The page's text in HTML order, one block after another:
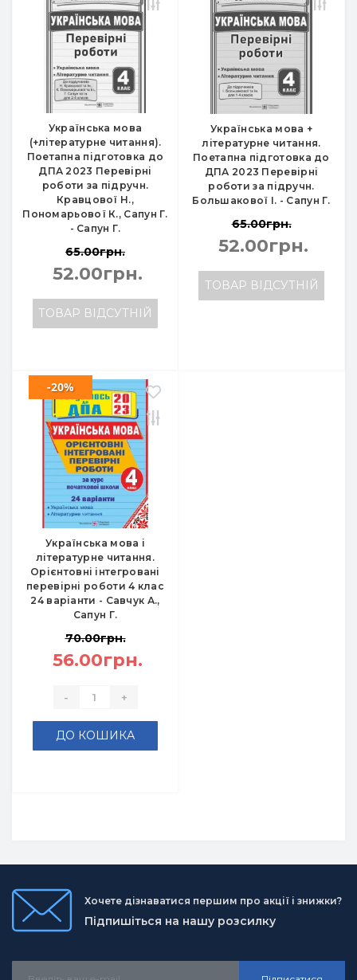
Українська мова
(+літературне читання).
Поетапна підготовка до
ДПА 2023 Перевірні
роботи за підручн.
Кравцової Н.,
Пономарьової К., Сапун Г.
- Сапун Г.
65.00грн.
52.00грн.
ТОВАР ВІДСУТНІЙ
Українська мова +
літературне читання.
Поетапна підготовка до
ДПА 2023 Перевірні
роботи за підручн.
Большакової І. - Сапун Г.
65.00грн.
52.00грн.
ТОВАР ВІДСУТНІЙ
Українська мова і
літературне читання.
Орієнтовні інтегровані
перевірні роботи 4 клас
24 варіанти - Савчук А.,
Сапун Г.
-20%
70.00грн.
56.00грн.
- +
ДО КОШИКА
Хочете дізнаватися першим про акції і знижки?
Підпишіться на нашу розсилку